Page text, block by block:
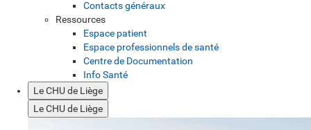
Contacts généraux
Ressources
Espace patient
Espace professionnels de santé
Centre de Documentation
Info Santé
Le CHU de Liège
Le CHU de Liège